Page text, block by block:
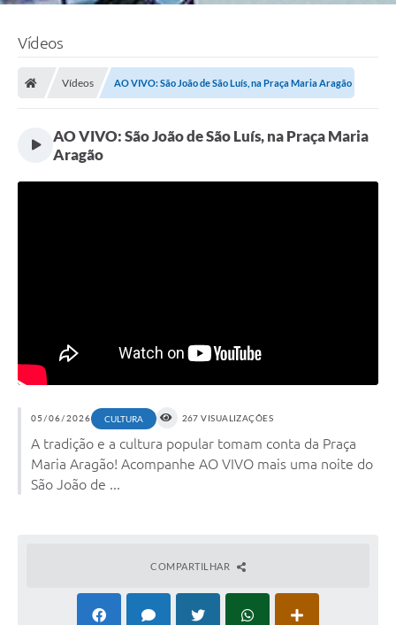
Vídeos
Vídeos AO VIVO: São João de São Luís, na Praça Maria Aragão
AO VIVO: São João de São Luís, na Praça Maria
Aragão
05/06/2026 CULTURA 267 VISUALIZAÇÕES
A tradição e a cultura popular tomam conta da Praça
Maria Aragão! Acompanhe AO VIVO mais uma noite do
São João de ...
COMPARTILHAR